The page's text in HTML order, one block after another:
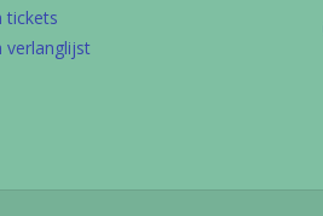
tickets
verlanglijst